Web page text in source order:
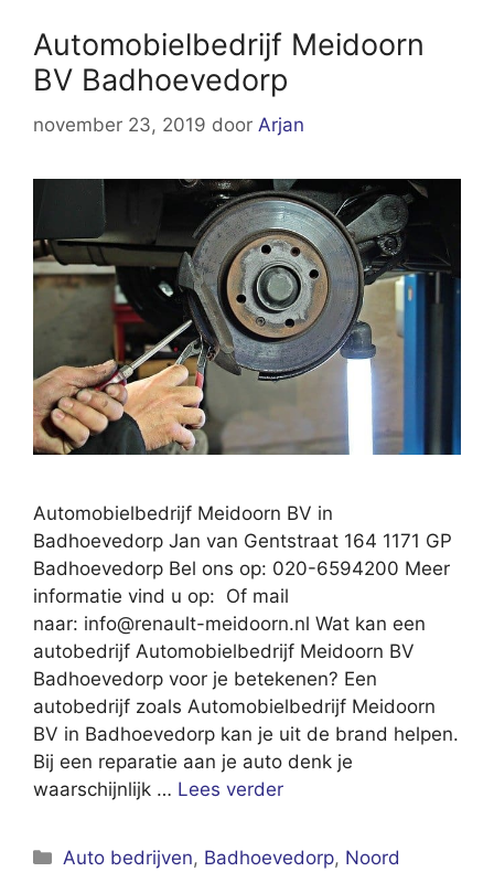
Automobielbedrijf Meidoorn
BV Badhoevedorp
november 23, 2019 door Arjan
Automobielbedrijf Meidoorn BV in
Badhoevedorp Jan van Gentstraat 164 1171 GP
Badhoevedorp Bel ons op: 020-6594200 Meer
informatie vind u op: Of mail
naar: info@renault-meidoorn.nl Wat kan een
autobedrijf Automobielbedrijf Meidoorn BV
Badhoevedorp voor je betekenen? Een
autobedrijf zoals Automobielbedrijf Meidoorn
BV in Badhoevedorp kan je uit de brand helpen.
Bij een reparatie aan je auto denk je
waarschijnlijk … Lees verder
Categorieën
Auto bedrijven, Badhoevedorp, Noord